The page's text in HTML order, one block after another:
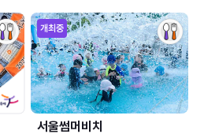
개최중
서울썸머비치